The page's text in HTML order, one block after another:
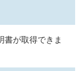
書が取得できま